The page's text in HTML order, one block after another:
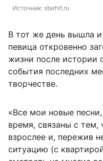
Источник: starhit.ru
В тот же день вышла
певица откровенно
жизни после истории
события последних
творчестве.
«Все мои новые
время, связаны с тем,
взрослее и, пережив
ситуацию (с